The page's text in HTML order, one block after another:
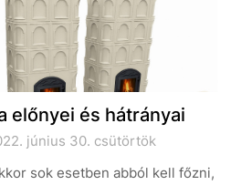
előnyei és hátrányai
június 30. csütörtök
sok esetben abból kell főzni,